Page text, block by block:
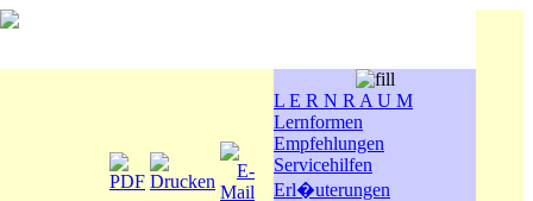
L E R N R A U M
Lernformen
Empfehlungen
Servicehilfen
Erl�uterungen